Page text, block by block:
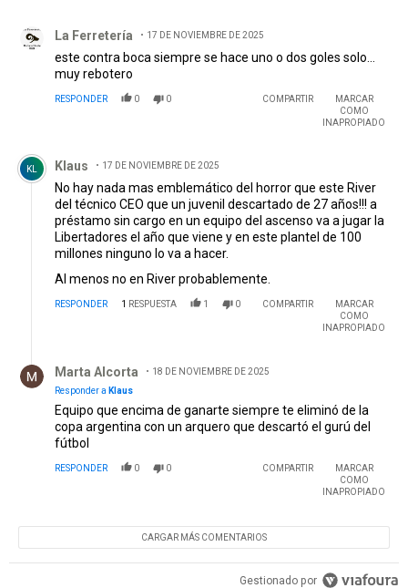
La Ferretería 17 DE NOVIEMBRE DE 2025
este contra boca siempre se hace uno o dos goles solo...
muy rebotero
RESPONDER 0 0 COMPARTIR
MARCAR
COMO
INAPROPIADO
Comentario de Klaus.
KL Klaus 17 DE NOVIEMBRE DE 2025
No hay nada mas emblemático del horror que este River
del técnico CEO que un juvenil descartado de 27 años!!! a
préstamo sin cargo en un equipo del ascenso va a jugar la
Libertadores el año que viene y en este plantel de 100
millones ninguno lo va a hacer.
Al menos no en River probablemente.
RESPONDER 1 RESPUESTA 1 0 COMPARTIR
MARCAR
COMO
INAPROPIADO
Marta Alcorta
18 DE NOVIEMBRE DE 2025
Responder a Klaus
Equipo que encima de ganarte siempre te eliminó de la
copa argentina con un arquero que descartó el gurú del
fútbol
RESPONDER 0 0 COMPARTIR
MARCAR
COMO
INAPROPIADO
CARGAR MÁS COMENTARIOS
Gestionado por